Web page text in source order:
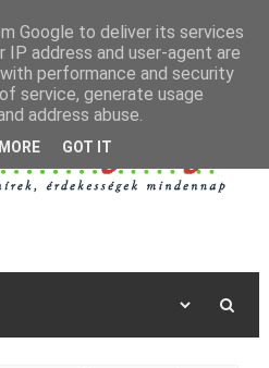
Google to deliver its services
IP address and user-agent are
performance and security
service, generate usage
address abuse.
GOT IT